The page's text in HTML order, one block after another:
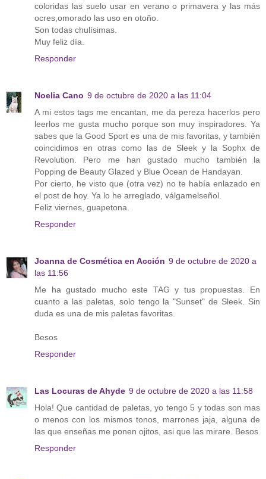
coloridas las suelo usar en verano o primavera y las más
ocres,omorado las uso en otoño.
Son todas chulísimas.
Muy feliz día.
Responder
Noelia Cano 9 de octubre de 2020 a las 11:04
A mi estos tags me encantan, me da pereza hacerlos pero
leerlos me gusta mucho porque son muy inspiradores. Ya
sabes que la Good Sport es una de mis favoritas, y también
coincidimos en otras como las de Sleek y la Sophx de
Revolution. Pero me han gustado mucho también la
Popping de Beauty Glazed y Blue Ocean de Handayan.
Por cierto, he visto que (otra vez) no te había enlazado en
el post de hoy. Ya lo he arreglado, válgamelseñol.
Feliz viernes, guapetona.
Responder
Joanna de Cosmética en Acción 9 de octubre de 2020 a
las 11:56
Me ha gustado mucho este TAG y tus propuestas. En
cuanto a las paletas, solo tengo la "Sunset" de Sleek. Sin
duda es una de mis paletas favoritas.
Besos
Responder
Las Locuras de Ahyde 9 de octubre de 2020 a las 11:58
Hola! Que cantidad de paletas, yo tengo 5 y todas son mas
o menos con los mismos tonos, marrones jaja, alguna de
las que enseñas me ponen ojitos, asi que las mirare. Besos
Responder